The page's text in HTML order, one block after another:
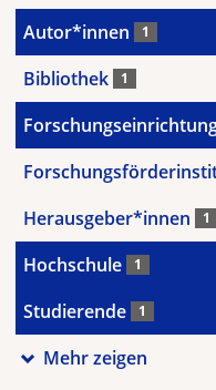
Autor*innen 1
Bibliothek 1
Herausgeber*innen 1
Hochschule 1
Studierende 1
Mehr zeigen